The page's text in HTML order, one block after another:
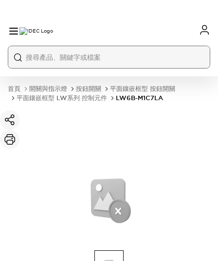
首頁 開關與指示燈 按鈕開關
平面鑲嵌框型 按鈕開關
平面鑲嵌框型 LW系列 控制元件
LW6B-M1C7LA